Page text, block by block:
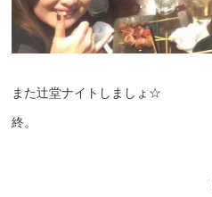
また辻堂ナイトしましょ☆
終。